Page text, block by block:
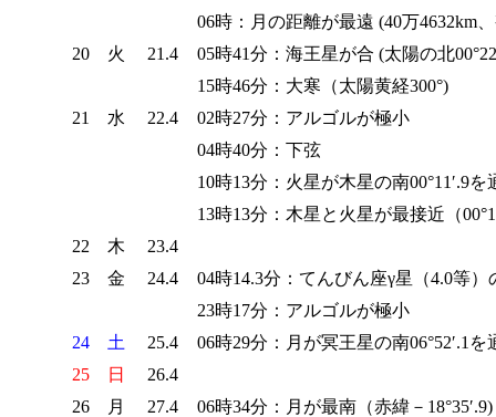
06時：月の距離が最遠 (40万4632km、
20
火 21.4
05時41分：海王星が合 (太陽の北
15時46分：大寒（太陽黄経300°)
21
水 22.4
02時27分：アルゴルが極小
04時40分：下弦
10時13分：火星が木星の南00°11′.9を
13時13分：木星と火星が最接近（
22
木
23.4
23
金 24.4
04時14.3分：てんびん座γ星（4.0等
23時17分：アルゴルが極小
24
土 25.4
06時29分：月が冥王星の南06°52′.1を
25
日
26.4
26
月 27.4
06時34分：月が最南（赤緯－18°35′.9)